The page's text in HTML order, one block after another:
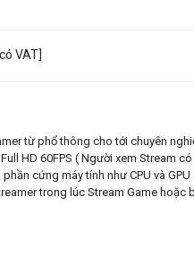
VAT]
từ phổ thông cho tới chuyên
HD 60FPS ( Người xem Stream
cứng máy tính như CPU và
trong lúc Stream Game hoặc
đa là 4K60FPS thì Streamer từ